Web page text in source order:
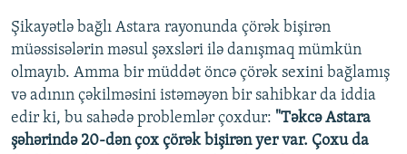
Şikayətlə bağlı Astara rayonunda çörək bişirən
müəssisələrin məsul şəxsləri ilə danışmaq mümkün
olmayıb. Amma bir müddət öncə çörək sexini bağlamış
və adının çəkilməsini istəməyən bir sahibkar da iddia
edir ki, bu sahədə problemlər çoxdur: "Təkcə Astara
şəhərində 20-dən çox çörək bişirən yer var. Çoxu da